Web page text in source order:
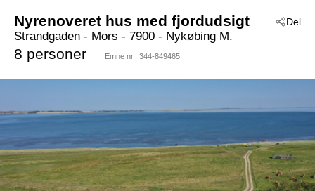
Del
Nyrenoveret hus med fjordudsigt
Strandgaden - Mors - 7900 - Nykøbing M.
8 personer Emne nr.: 344-849465